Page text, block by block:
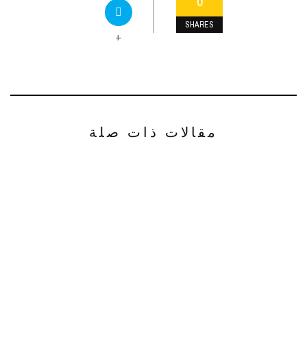
SHARES
+
مقالات ذات صلة